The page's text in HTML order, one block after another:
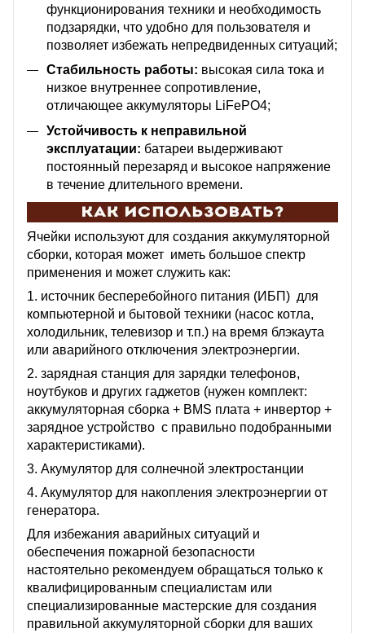
функционирования техники и необходимость
подзарядки, что удобно для пользователя и
позволяет избежать непредвиденных ситуаций;
Стабильность работы: высокая сила тока и
низкое внутреннее сопротивление,
отличающее аккумуляторы LiFePO4;
Устойчивость к неправильной
эксплуатации: батареи выдерживают
постоянный перезаряд и высокое напряжение
в течение длительного времени.
Ячейки используют для создания аккумуляторной
сборки, которая может иметь большое спектр
применения и может служить как:
1. источник бесперебойного питания (ИБП) для
компьютерной и бытовой техники (насос котла,
холодильник, телевизор и т.п.) на время блэкаута
или аварийного отключения электроэнергии.
2. зарядная станция для зарядки телефонов,
ноутбуков и других гаджетов (нужен комплект:
аккумуляторная сборка + BMS плата + инвертор +
зарядное устройство с правильно подобранными
характеристиками).
3. Акумулятор для солнечной электростанции
4. Акумулятор для накопления электроэнергии от
генератора.
Для избежания аварийных ситуаций и
обеспечения пожарной безопасности
настоятельно рекомендуем обращаться только к
квалифицированным специалистам или
специализированные мастерские для создания
правильной аккумуляторной сборки для ваших